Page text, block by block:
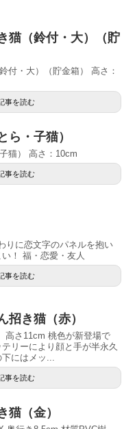
猫（鈴付・大）（貯
付・大）（貯金箱） 高さ：
事を読む
ら・子猫）
猫） 高さ：10cm
事を読む
りに恋文字のパネルを抱い
！ 福・恋愛・友人
事を読む
招き猫（赤）
さ11cm 桃色が新登場で
リーにより顔と手が半永久
にはメッ...
事を読む
猫（金）